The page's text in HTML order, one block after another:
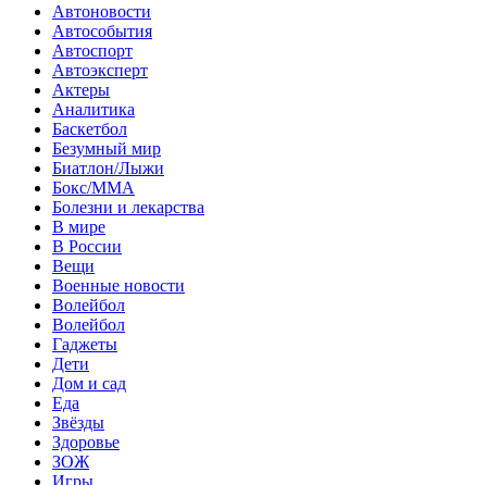
Автоновости
Автособытия
Автоспорт
Автоэксперт
Актеры
Аналитика
Баскетбол
Безумный мир
Биатлон/Лыжи
Бокс/MMA
Болезни и лекарства
В мире
В России
Вещи
Военные новости
Волейбол
Волейбол
Гаджеты
Дети
Дом и сад
Еда
Звёзды
Здоровье
ЗОЖ
Игры